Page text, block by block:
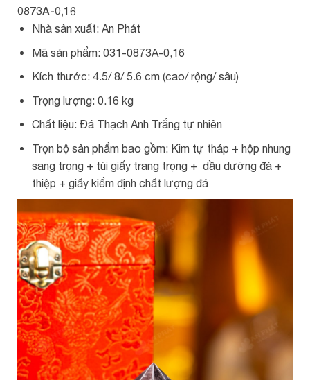
0873A-0,16
Nhà sản xuất: An Phát
Mã sản phẩm: 031-0873A-0,16
Kích thước: 4.5/ 8/ 5.6 cm (cao/ rộng/ sâu)
Trọng lượng: 0.16 kg
Chất liệu: Đá Thạch Anh Trắng tự nhiên
Trọn bộ sản phẩm bao gồm: Kim tự tháp + hộp nhung
sang trọng + túi giấy trang trọng + dầu dưỡng đá +
thiệp + giấy kiểm định chất lượng đá